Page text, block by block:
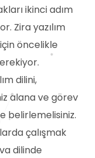
ikinci adım
Zira yazılım
öncelikle
dilini,
alana ve görev
belirlemelisiniz.
çalışmak
dilinde